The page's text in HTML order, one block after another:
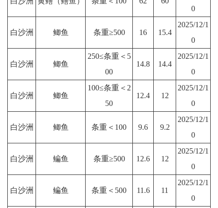
0
白沙洲 鲫鱼 条重≥500 16 15.4
2025/12/1
0
白沙洲 鲫鱼
250≤条重＜5
00
14.8 14.4
2025/12/1
0
白沙洲 鲫鱼
100≤条重＜2
50
12.4 12
2025/12/1
0
白沙洲 鲫鱼 条重＜100 9.6 9.2
2025/12/1
0
白沙洲 鳊鱼 条重≥500 12.6 12
2025/12/1
0
白沙洲 鳊鱼 条重＜500 11.6 11
2025/12/1
0